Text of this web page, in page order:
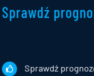
Sprawdź
Sprawdź